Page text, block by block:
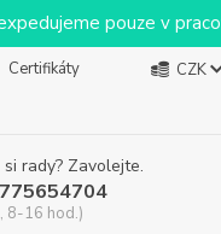
pouze v
Certifikáty CZK
rady? Zavolejte.
8-16 hod.)